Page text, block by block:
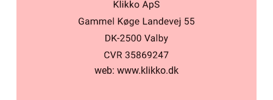
web: www.klikko.dk